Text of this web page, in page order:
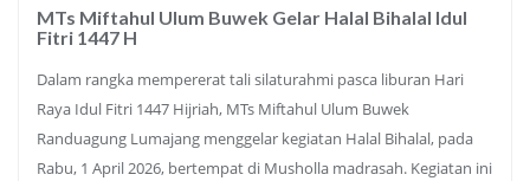
MTs Miftahul Ulum Buwek Gelar Halal Bihalal Idul
Fitri 1447 H
Dalam rangka mempererat tali silaturahmi pasca liburan Hari
Raya Idul Fitri 1447 Hijriah, MTs Miftahul Ulum Buwek
Randuagung Lumajang menggelar kegiatan Halal Bihalal, pada
Rabu, 1 April 2026, bertempat di Musholla madrasah. Kegiatan ini